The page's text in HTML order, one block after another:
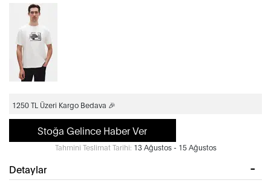
1250 TL Üzeri Kargo Bedava 🎉
Stoğa Gelince Haber Ver
Tahmini Teslimat Tarihi: 13 Ağustos - 15 Ağustos
Detaylar